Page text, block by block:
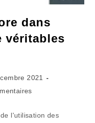
dans
véritables
2021
l'utilisation des